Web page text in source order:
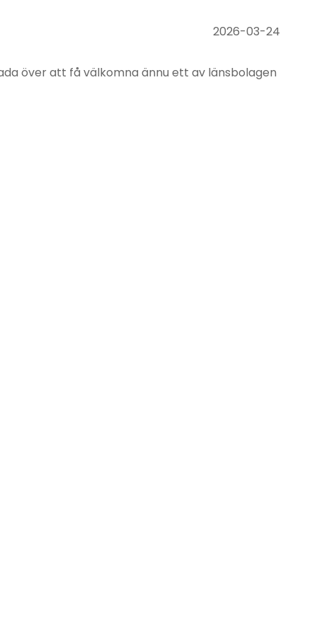
2026-03-24
över att få välkomna ännu ett av länsbolagen